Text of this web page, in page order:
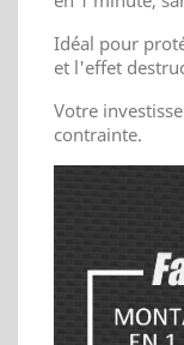
Idéal pour
et l'effet
Votre
contrainte.